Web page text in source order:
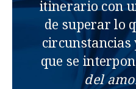
itinerario con
de superar lo
circunstancias
que se
del